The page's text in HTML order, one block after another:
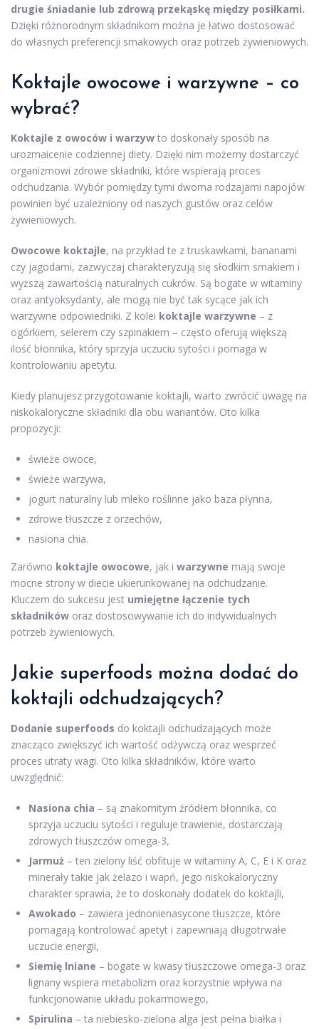
drugie śniadanie lub zdrową przekąskę między posiłkami.
Dzięki różnorodnym składnikom można je łatwo dostosować
do własnych preferencji smakowych oraz potrzeb żywieniowych.
Koktajle owocowe i warzywne – co
wybrać?
Koktajle z owoców i warzyw to doskonały sposób na
urozmaicenie codziennej diety. Dzięki nim możemy dostarczyć
organizmowi zdrowe składniki, które wspierają proces
odchudzania. Wybór pomiędzy tymi dwoma rodzajami napojów
powinien być uzależniony od naszych gustów oraz celów
żywieniowych.
Owocowe koktajle, na przykład te z truskawkami, bananami
czy jagodami, zazwyczaj charakteryzują się słodkim smakiem i
wyższą zawartością naturalnych cukrów. Są bogate w witaminy
oraz antyoksydanty, ale mogą nie być tak sycące jak ich
warzywne odpowiedniki. Z kolei koktajle warzywne – z
ogórkiem, selerem czy szpinakiem – często oferują większą
ilość błonnika, który sprzyja uczuciu sytości i pomaga w
kontrolowaniu apetytu.
Kiedy planujesz przygotowanie koktajli, warto zwrócić uwagę na
niskokaloryczne składniki dla obu wariantów. Oto kilka
propozycji:
świeże owoce,
świeże warzywa,
jogurt naturalny lub mleko roślinne jako baza płynna,
zdrowe tłuszcze z orzechów,
nasiona chia.
Zarówno koktajle owocowe, jak i warzywne mają swoje
mocne strony w diecie ukierunkowanej na odchudzanie.
Kluczem do sukcesu jest umiejętne łączenie tych
składników oraz dostosowywanie ich do indywidualnych
potrzeb żywieniowych.
Jakie superfoods można dodać do
koktajli odchudzających?
Dodanie superfoods do koktajli odchudzających może
znacząco zwiększyć ich wartość odżywczą oraz wesprzeć
proces utraty wagi. Oto kilka składników, które warto
uwzględnić:
Nasiona chia – są znakomitym źródłem błonnika, co
sprzyja uczuciu sytości i reguluje trawienie, dostarczają
zdrowych tłuszczów omega-3,
Jarmuż – ten zielony liść obfituje w witaminy A, C, E i K oraz
minerały takie jak żelazo i wapń, jego niskokaloryczny
charakter sprawia, że to doskonały dodatek do koktajli,
Awokado – zawiera jednonienasycone tłuszcze, które
pomagają kontrolować apetyt i zapewniają długotrwałe
uczucie energii,
Siemię lniane – bogate w kwasy tłuszczowe omega-3 oraz
lignany wspiera metabolizm oraz korzystnie wpływa na
funkcjonowanie układu pokarmowego,
Spirulina – ta niebiesko-zielona alga jest pełna białka i